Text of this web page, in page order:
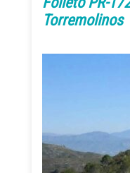
Torremolinos